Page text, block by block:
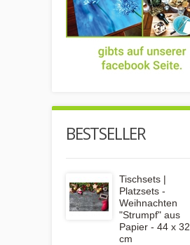
BESTSELLER
Tischsets |
Platzsets -
Weihnachten
"Strumpf" aus
Papier - 44 x 32
cm